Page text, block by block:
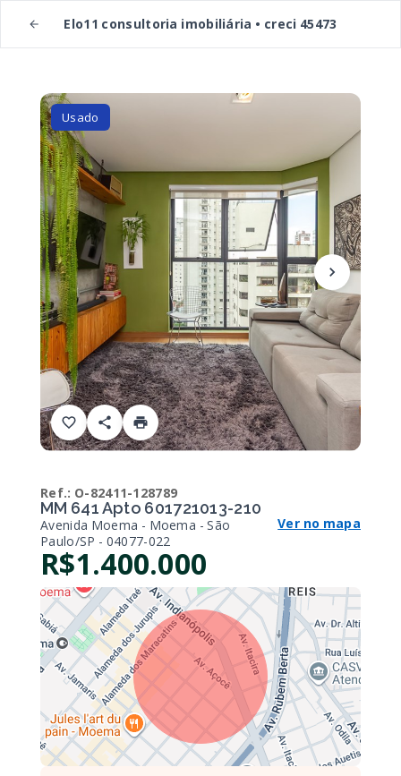
Elo11 consultoria imobiliária • creci 45473
Usado
Ref.: O-82411-128789
MM 641 Apto 601721013-210
Avenida Moema - Moema - São
Paulo/SP - 04077-022
Ver no mapa
R$1.400.000